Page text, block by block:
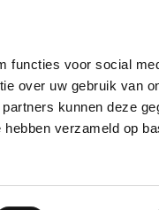
functies voor social
over uw gebruik van
kunnen deze
verzameld op